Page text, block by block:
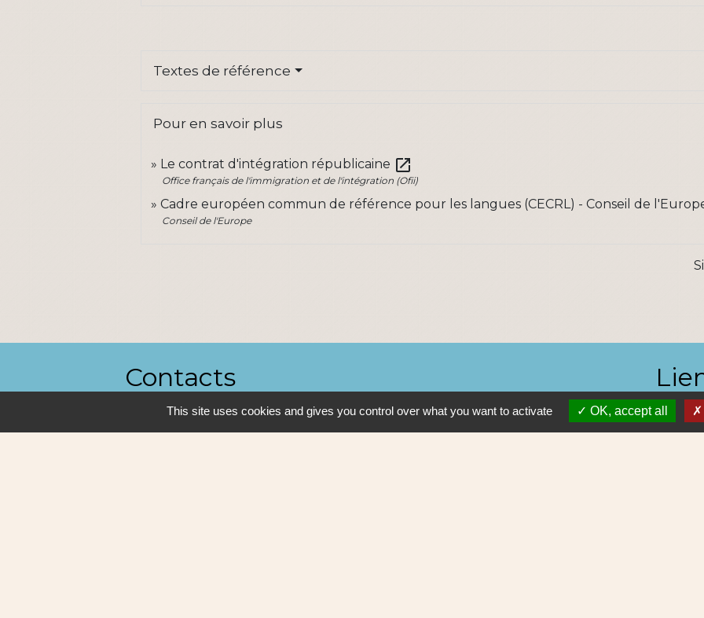
Textes de référence
Pour en savoir plus
Le contrat d'intégration républicaine open_in_new
Office français de l'immigration et de l'intégration (Ofii)
Cadre européen commun de référence pour les langues (CECRL) - Conseil de
Conseil de l'Europe
Contacts
Ville de Sautron
14, rue de la Vallée
Nantes
This site uses cookies and gives you control over what you want to activate OK, accept all